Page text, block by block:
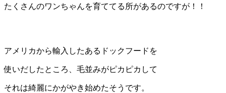
たくさんのワンちゃんを育ててる所があるのですが！！
アメリカから輸入したあるドックフードを
使いだしたところ、毛並みがピカピカして
それは綺麗にかがやき始めたそうです。